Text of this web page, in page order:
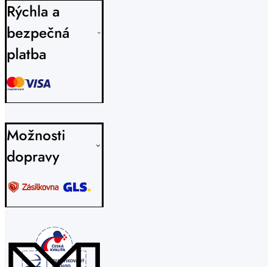
Rýchla a
bezpečná
platba
Možnosti
dopravy